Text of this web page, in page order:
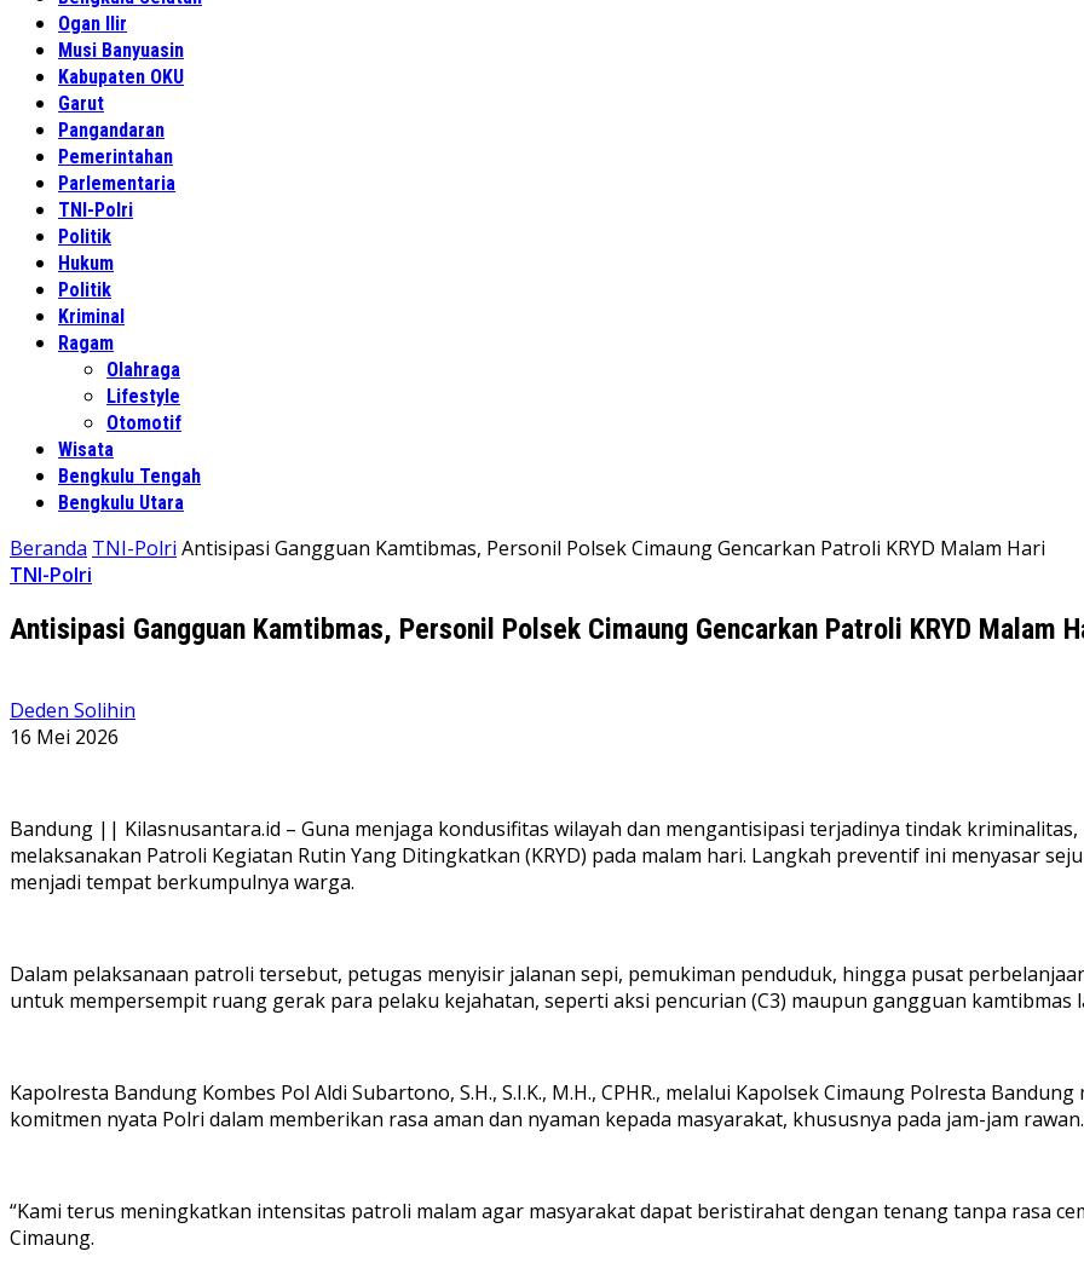
Ogan Ilir
Musi Banyuasin
Kabupaten OKU
Garut
Pangandaran
Pemerintahan
Parlementaria
TNI-Polri
Politik
Hukum
Politik
Kriminal
Ragam
Olahraga
Lifestyle
Otomotif
Wisata
Bengkulu Tengah
Bengkulu Utara
Beranda TNI-Polri Antisipasi Gangguan Kamtibmas, Personil Polsek Cimaung Gencarkan Patroli KRYD Malam Hari
TNI-Polri
Antisipasi Gangguan Kamtibmas, Personil Polsek Cimaung Gencarkan Patroli KRYD Malam
Deden Solihin
16 Mei 2026
Bandung || Kilasnusantara.id – Guna menjaga kondusifitas wilayah dan mengantisipasi terjadinya tindak
melaksanakan Patroli Kegiatan Rutin Yang Ditingkatkan (KRYD) pada malam hari. Langkah preventif ini menyasar
menjadi tempat berkumpulnya warga.
Dalam pelaksanaan patroli tersebut, petugas menyisir jalanan sepi, pemukiman penduduk, hingga pusat
untuk mempersempit ruang gerak para pelaku kejahatan, seperti aksi pencurian (C3) maupun gangguan kamtibmas
Kapolresta Bandung Kombes Pol Aldi Subartono, S.H., S.I.K., M.H., CPHR., melalui Kapolsek Cimaung Polresta
komitmen nyata Polri dalam memberikan rasa aman dan nyaman kepada masyarakat, khususnya pada jam-jam rawan.
“Kami terus meningkatkan intensitas patroli malam agar masyarakat dapat beristirahat dengan tenang tanpa rasa
Cimaung.